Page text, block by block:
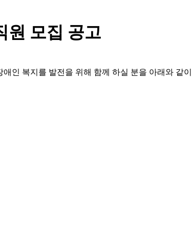
원 모집 공고
인 복지를 발전을 위해 함께 하실 분을 아래와 같